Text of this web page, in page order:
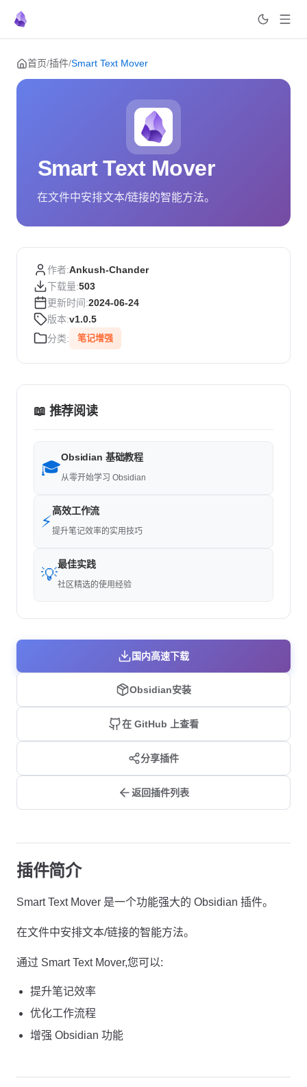
Skip to content
首页/插件/Smart Text Mover
Smart Text Mover
在文件中安排文本/链接的智能方法。
作者:Ankush-Chander
下载量:503
更新时间:2024-06-24
版本:v1.0.5
分类:
笔记增强
📖 推荐阅读
🎓
Obsidian 基础教程
从零开始学习 Obsidian
⚡
高效工作流
提升笔记效率的实用技巧
💡
最佳实践
社区精选的使用经验
国内高速下载
Obsidian安装
在 GitHub 上查看
分享插件
返回插件列表
插件简介
Smart Text Mover 是一个功能强大的 Obsidian 插件。
在文件中安排文本/链接的智能方法。
通过 Smart Text Mover,您可以:
提升笔记效率
优化工作流程
增强 Obsidian 功能